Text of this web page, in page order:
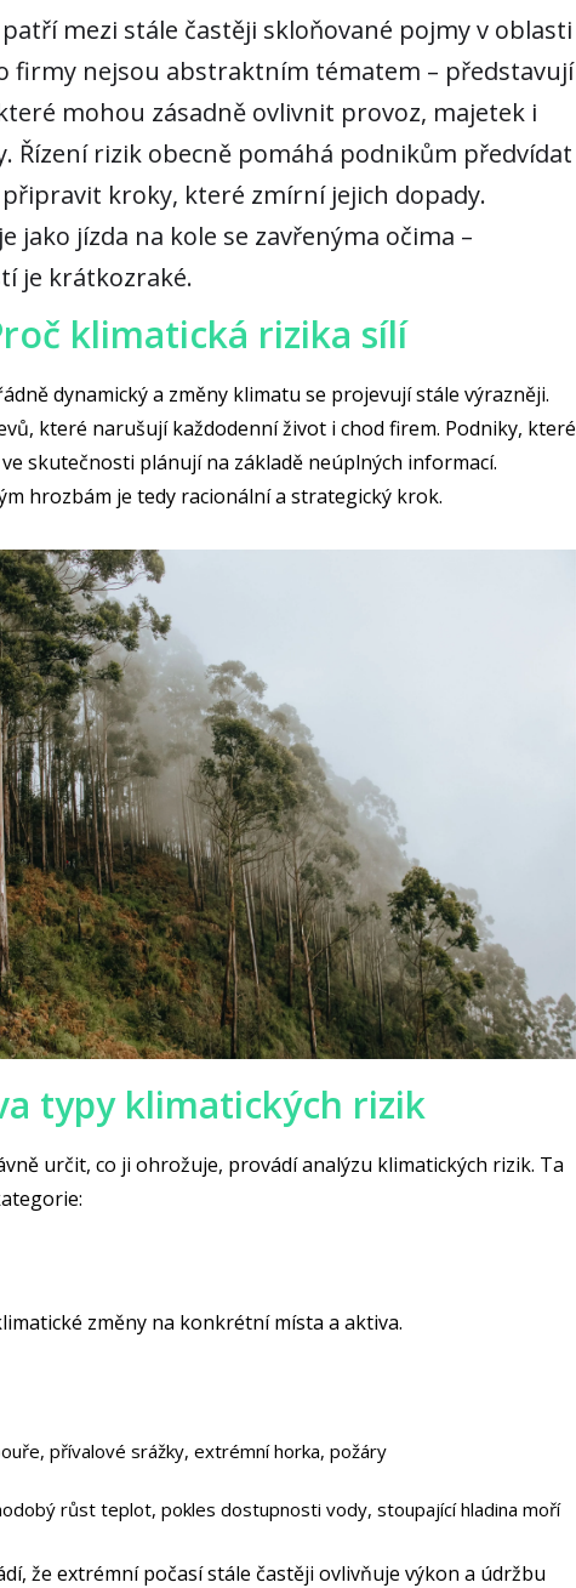
mezi stále častěji skloňované pojmy v oblasti
firmy nejsou abstraktním tématem – představují
mohou zásadně ovlivnit provoz, majetek i
Řízení rizik obecně pomáhá podnikům předvídat
kroky, které zmírní jejich dopady.
jako jízda na kole se zavřenýma očima –
je krátkozraké.
klimatická rizika sílí
dynamický a změny klimatu se projevují stále výrazněji.
které narušují každodenní život i chod firem. Podniky, které
skutečnosti plánují na základě neúplných informací.
hrozbám je tedy racionální a strategický krok.
typy klimatických rizik
určit, co ji ohrožuje, provádí analýzu klimatických rizik. Ta
změny na konkrétní místa a aktiva.
přívalové srážky, extrémní horka, požáry
růst teplot, pokles dostupnosti vody, stoupající hladina moří
že extrémní počasí stále častěji ovlivňuje výkon a údržbu